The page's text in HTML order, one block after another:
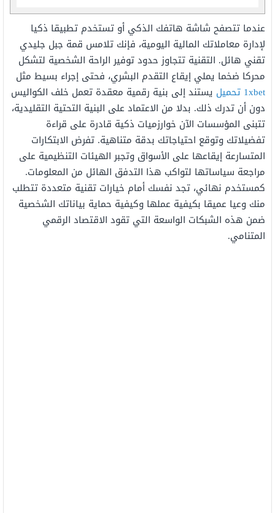
عندما تتصفح شاشة هاتفك الذكي أو تستخدم تطبيقا ذكيا
لإدارة معاملاتك المالية اليومية، فإنك تلامس قمة جبل جليدي
تقني هائل. التقنية تتجاوز حدود توفير الراحة الشخصية لتشكل
محركا ضخما يملي إيقاع التقدم البشري، فحتى إجراء بسيط مثل
1xbet تحميل
يستند إلى بنية رقمية معقدة تعمل خلف الكواليس
دون أن تدرك ذلك. بدلا من الاعتماد على البنية التحتية التقليدية،
تتبنى المؤسسات الآن خوارزميات ذكية قادرة على قراءة
تفضيلاتك وتوقع احتياجاتك بدقة متناهية. تفرض الابتكارات
المتسارعة إيقاعها على الأسواق وتجبر الهيئات التنظيمية على
مراجعة سياساتها لتواكب هذا التدفق الهائل من المعلومات.
كمستخدم نهائي، تجد نفسك أمام خيارات تقنية متعددة تتطلب
منك وعيا عميقا بكيفية عملها وكيفية حماية بياناتك الشخصية
ضمن هذه الشبكات الواسعة التي تقود الاقتصاد الرقمي
المتنامي.